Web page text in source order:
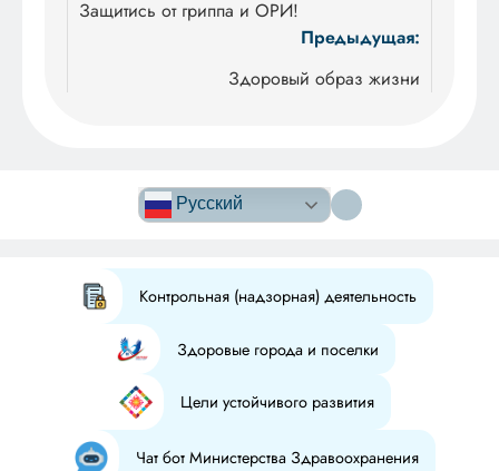
по
Предыдущая:
Здоровый образ жизни
Защитись от гриппа и ОРИ!
Русский
для
слабовидящих
Контрольная (надзорная) деятельность
Здоровые города и поселки
Цели устойчивого развития
Чат бот Министерства Здравоохранения